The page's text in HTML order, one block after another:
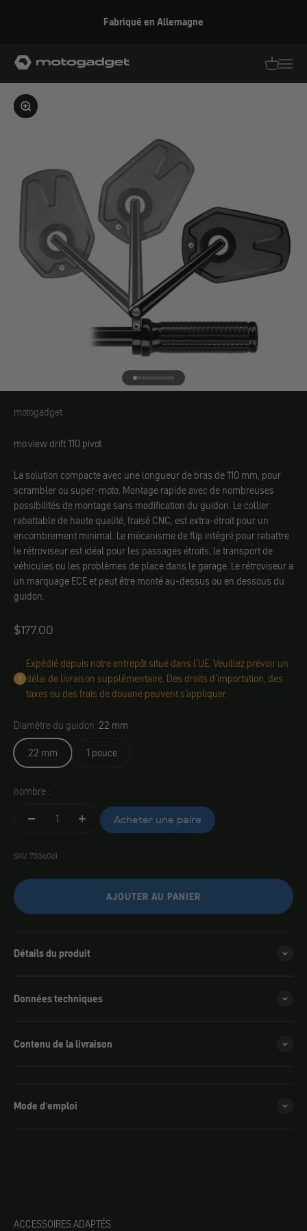
Fabriqué en Allemagne
motogadget GmbH
Agrandir l'image
Aller à l'élément 1
Aller à l'élément 2
Aller à l'élément 3
Aller à l'élément 4
Aller à l'élément 5
Aller à l'élément 6
Aller à l'élément 7
Aller à l'élément 8
Aller à l'élément 9
Aller à l'élément 10
motogadget
motogadget
mo.view drift 110 pivot
La solution compacte avec une longueur de bras de 110 mm, pour
scrambler ou super-moto. Montage rapide avec de nombreuses
possibilités de montage sans modification du guidon. Le collier
rabattable de haute qualité, fraisé CNC, est extra-étroit pour un
encombrement minimal. Le mécanisme de flip intégré pour rabattre
le rétroviseur est idéal pour les passages étroits, le transport de
véhicules ou les problèmes de place dans le garage. Le rétroviseur a
un marquage ECE et peut être monté au-dessus ou en dessous du
guidon.
Angebot
$177.00
Expédié depuis notre entrepôt situé dans l'UE. Veuillez prévoir un
délai de livraison supplémentaire. Des droits d'importation, des
taxes ou des frais de douane peuvent s'appliquer.
Diamètre du guidon :22 mm
22 mm
1 pouce
nombre :
Acheter une paire
SKU: 7006061
AJOUTER AU PANIER
Détails du produit
Données techniques
Contenu de la livraison
Mode d'emploi
ACCESSOIRES ADAPTÉS